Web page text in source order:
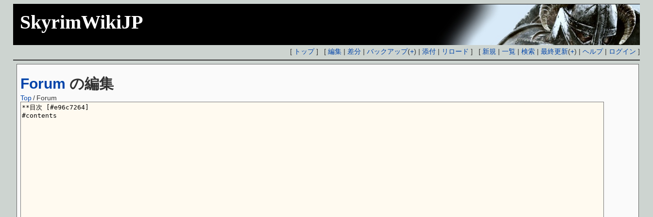
SkyrimWikiJP
[ トップ] [編集 | 差分 |バックアップ(+) |添付 | リロード ] [ 新規 |一覧 |検索 |最終更新(+) |ヘルプ| ログイン ]
Forum の編集
Top/ Forum